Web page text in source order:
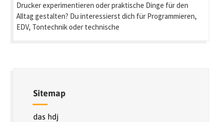
Drucker experimentieren oder praktische Dinge für den
Alltag gestalten? Du interessierst dich für Programmieren,
EDV, Tontechnik oder technische
Sitemap
das hdj